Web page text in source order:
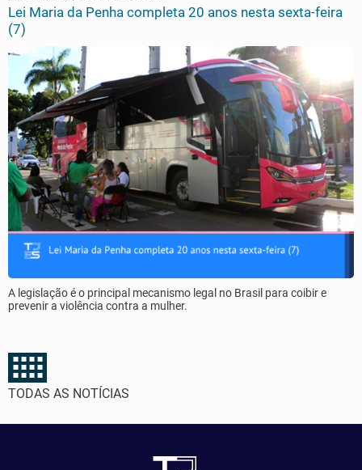
Lei Maria da Penha completa 20 anos nesta sexta-feira
(7)
A legislação é o principal mecanismo legal no Brasil para coibir e
prevenir a violência contra a mulher.
TODAS AS NOTÍCIAS